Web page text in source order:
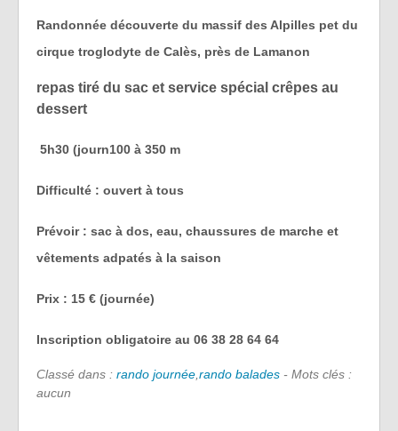
Randonnée découverte du massif des Alpilles pet du
cirque troglodyte de Calès, près de Lamanon
repas tiré du sac et service spécial crêpes au
dessert
5h30 (journ100 à 350 m
Difficulté : ouvert à tous
Prévoir : sac à dos, eau, chaussures de marche et
vêtements adpatés à la saison
Prix : 15 € (journée)
Inscription obligatoire au 06 38 28 64 64
Classé dans : rando journée,rando balades - Mots clés :
aucun